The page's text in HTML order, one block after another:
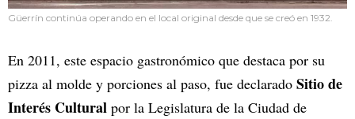
Güerrín continúa operando en el local original desde que se creó en 1932.
En 2011, este espacio gastronómico que destaca por su
pizza al molde y porciones al paso, fue declarado Sitio de
Interés Cultural por la Legislatura de la Ciudad de